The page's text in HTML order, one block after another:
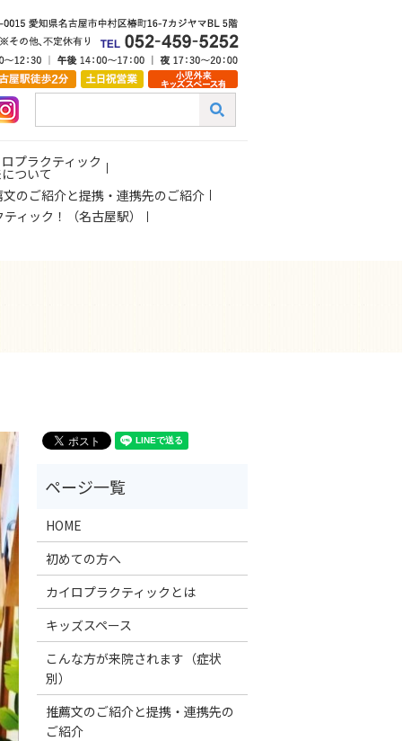
プラクティック
ついて
文のご紹介と提携・連携先のご紹介
ィック！（名古屋駅）
HOME
初めての方へ
カイロプラクティックとは
キッズスペース
こんな方が来院されます（症状
別）
推薦文のご紹介と提携・連携先の
ご紹介